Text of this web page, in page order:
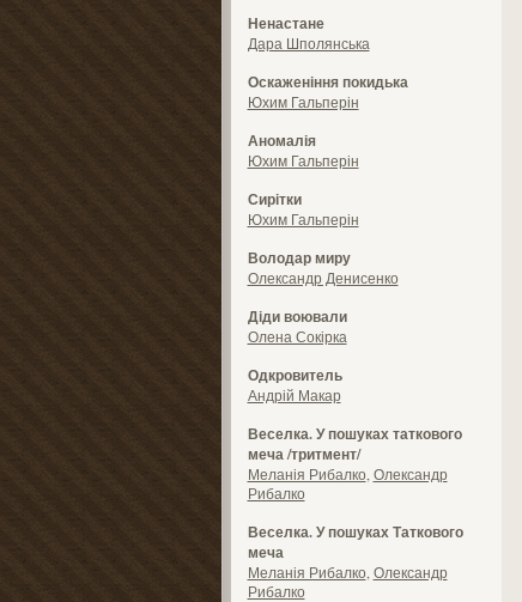
Ненастане
Дара Шполянська
Оскаженіння покидька
Юхим Гальперін
Аномалія
Юхим Гальперін
Сирітки
Юхим Гальперін
Володар миру
Олександр Денисенко
Діди воювали
Олена Сокірка
Одкровитель
Андрій Макар
Веселка. У пошуках таткового
меча /тритмент/
Меланія Рибалко Олександр
Рибалко
Веселка. У пошуках Таткового
меча
Меланія Рибалко Олександр
Рибалко